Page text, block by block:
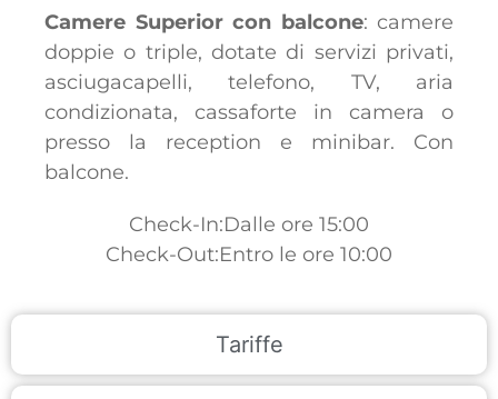
Tariffe
Camere Superior con balcone: camere
doppie o triple, dotate di servizi privati,
asciugacapelli, telefono, TV, aria
condizionata, cassaforte in camera o
presso la reception e minibar. Con
balcone.
Check-In:Dalle ore 15:00
Check-Out:Entro le ore 10:00